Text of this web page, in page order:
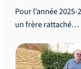
Pour l’année
un frère rattaché…